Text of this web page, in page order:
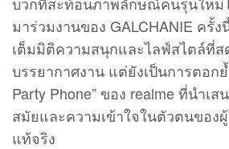
มาร่วมงานของ GALCHANIE ครั้ง
เต็มมิติความสนุกและไลฟ์สไตล์ที่ส
บรรยากาศงาน แต่ยังเป็นการตอก
Party Phone” ของ realme ที่นำเ
สมัยและความเข้าใจในตัวตนของ
แท้จริง